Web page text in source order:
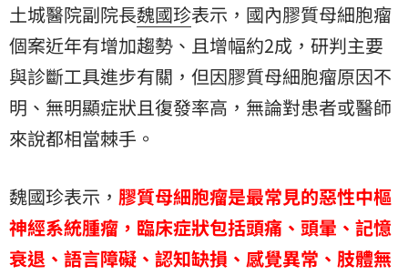
土城醫院副院長魏國珍表示，國內膠質母細胞瘤
個案近年有增加趨勢、且增幅約2成，研判主要
與診斷工具進步有關，但因膠質母細胞瘤原因不
明、無明顯症狀且復發率高，無論對患者或醫師
來說都相當棘手。
魏國珍表示， 膠質母細胞瘤是最常見的惡性中樞
神經系統腫瘤，臨床症狀包括頭痛、頭暈、記憶
衰退、語言障礙、認知缺損、感覺異常、肢體無